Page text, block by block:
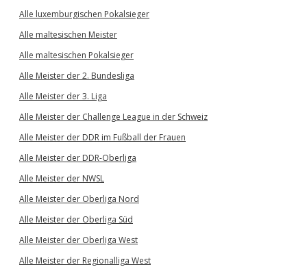
Alle luxemburgischen Pokalsieger
Alle maltesischen Meister
Alle maltesischen Pokalsieger
Alle Meister der 2. Bundesliga
Alle Meister der 3. Liga
Alle Meister der Challenge League in der Schweiz
Alle Meister der DDR im Fußball der Frauen
Alle Meister der DDR-Oberliga
Alle Meister der NWSL
Alle Meister der Oberliga Nord
Alle Meister der Oberliga Süd
Alle Meister der Oberliga West
Alle Meister der Regionalliga West